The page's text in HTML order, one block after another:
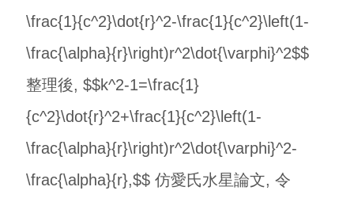
\frac{1}{c^2}\dot{r}^2-\frac{1}{c^2}\left(1-
\frac{\alpha}{r}\right)r^2\dot{\varphi}^2$$
整理後, $$k^2-1=\frac{1}
{c^2}\dot{r}^2+\frac{1}{c^2}\left(1-
\frac{\alpha}{r}\right)r^2\dot{\varphi}^2-
\frac{\alpha}{r},$$ 仿愛氏水星論文, 令